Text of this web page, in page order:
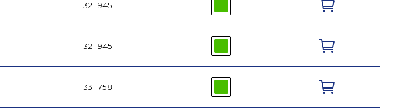
321 945
321 945
331 758